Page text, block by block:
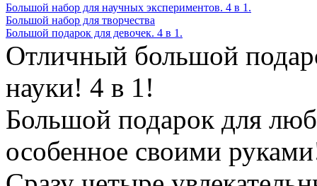
Большой набор для научных экспериментов. 4 в 1.
Большой набор для творчества
Большой подарок для девочек. 4 в 1.
Отличный большой
науки! 4 в 1!
Большой подарок для
особенное своими